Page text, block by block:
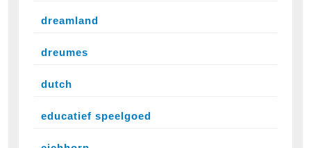
dreamland
dreumes
dutch
educatief speelgoed